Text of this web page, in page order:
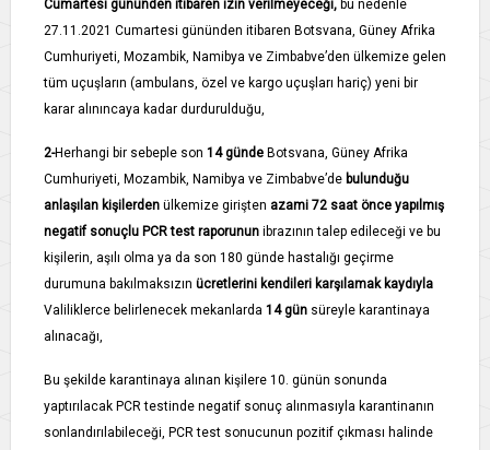
Cumartesi gününden itibaren izin verilmeyeceği, bu nedenle
27.11.2021 Cumartesi gününden itibaren Botsvana, Güney Afrika
Cumhuriyeti, Mozambik, Namibya ve Zimbabve’den ülkemize gelen
tüm uçuşların (ambulans, özel ve kargo uçuşları hariç) yeni bir
karar alınıncaya kadar durdurulduğu,
2-Herhangi bir sebeple son 14 günde Botsvana, Güney Afrika
Cumhuriyeti, Mozambik, Namibya ve Zimbabve’de bulunduğu
anlaşılan kişilerden ülkemize girişten azami 72 saat önce yapılmış
negatif sonuçlu PCR test raporunun ibrazının talep edileceği ve bu
kişilerin, aşılı olma ya da son 180 günde hastalığı geçirme
durumuna bakılmaksızın ücretlerini kendileri karşılamak kaydıyla
Valiliklerce belirlenecek mekanlarda 14 gün süreyle karantinaya
alınacağı,
Bu şekilde karantinaya alınan kişilere 10. günün sonunda
yaptırılacak PCR testinde negatif sonuç alınmasıyla karantinanın
sonlandırılabileceği, PCR test sonucunun pozitif çıkması halinde